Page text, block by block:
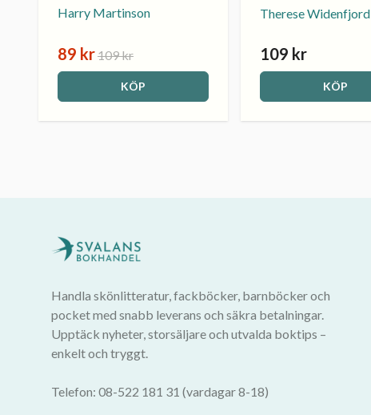
Harry Martinson
89 kr109 kr
KÖP
Therese Widenfjord
109 kr
KÖP
Handla skönlitteratur, fackböcker, barnböcker och
pocket med snabb leverans och säkra betalningar.
Upptäck nyheter, storsäljare och utvalda boktips –
enkelt och tryggt.
Telefon: 08-522 181 31 (vardagar 8-18)